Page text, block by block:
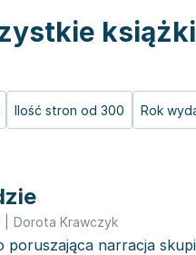
książki
Ilość stron od 300 Rok
Dorota Krawczyk
narracja